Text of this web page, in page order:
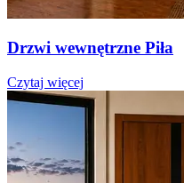
Drzwi wewnętrzne Piła
Czytaj więcej